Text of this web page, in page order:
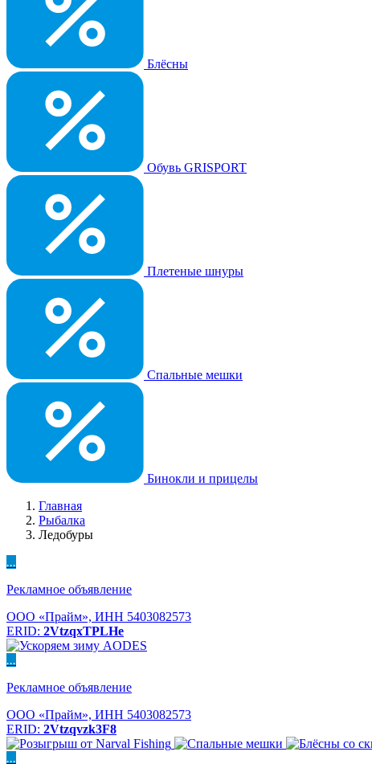
Блёсны
Обувь GRISPORT
Плетеные шнуры
Спальные мешки
Бинокли и прицелы
Главная
Рыбалка
Ледобуры
...
Рекламное объявление
ООО «Прайм», ИНН 5403082573
ERID: 2VtzqxTPLHe
...
Рекламное объявление
ООО «Прайм», ИНН 5403082573
ERID: 2Vtzqvzk3F8
...